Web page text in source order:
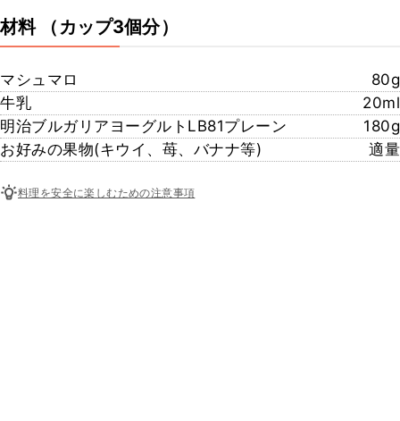
材料 （カップ3個分）
マシュマロ
80g
牛乳
20ml
明治ブルガリアヨーグルトLB81プレーン
180g
お好みの果物(キウイ、苺、バナナ等)
適量
料理を安全に楽しむための注意事項